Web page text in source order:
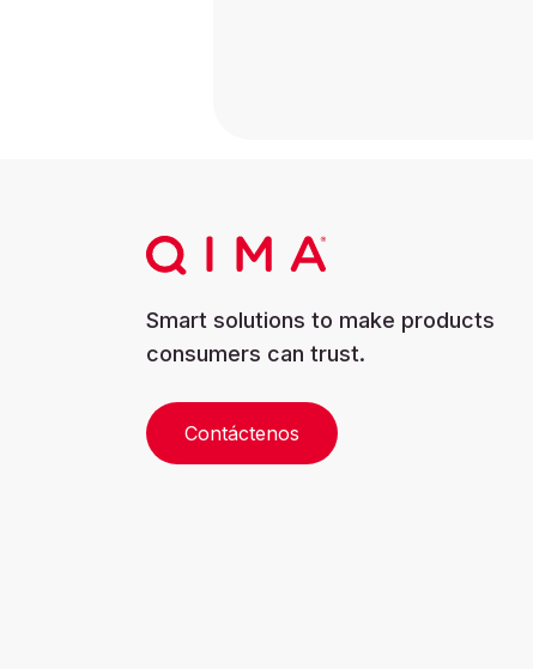
Smart solutions to make products
consumers can trust.
Contáctenos